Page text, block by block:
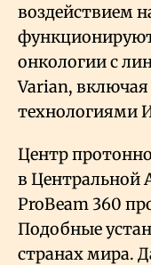
воздействием
онкологии с
Varian, включая
технологиями
Центр
в Центральной
ProBeam 360
Подобные
странах мира.